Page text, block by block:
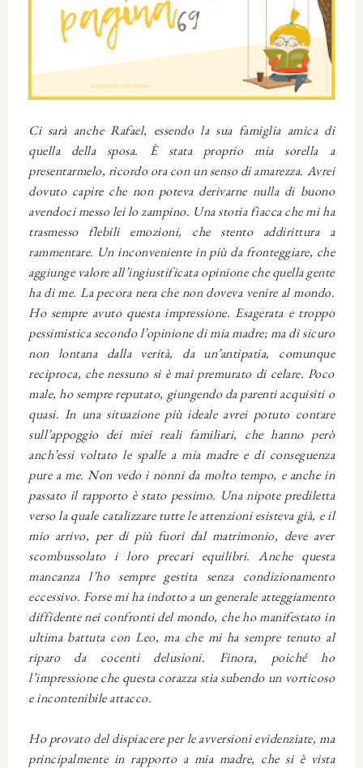
Ci sarà anche Rafael, essendo la sua famiglia amica di
quella della sposa. È stata proprio mia sorella a
presentarmelo, ricordo ora con un senso di amarezza. Avrei
dovuto capire che non poteva derivarne nulla di buono
avendoci messo lei lo zampino. Una storia fiacca che mi ha
trasmesso flebili emozioni, che stento addirittura a
rammentare. Un inconveniente in più da fronteggiare, che
aggiunge valore all’ingiustificata opinione che quella gente
ha di me. La pecora nera che non doveva venire al mondo.
Ho sempre avuto questa impressione. Esagerata e troppo
pessimistica secondo l’opinione di mia madre; ma di sicuro
non lontana dalla verità, da un’antipatia, comunque
reciproca, che nessuno si è mai premurato di celare. Poco
male, ho sempre reputato, giungendo da parenti acquisiti o
quasi. In una situazione più ideale avrei potuto contare
sull’appoggio dei miei reali familiari, che hanno però
anch’essi voltato le spalle a mia madre e di conseguenza
pure a me. Non vedo i nonni da molto tempo, e anche in
passato il rapporto è stato pessimo. Una nipote prediletta
verso la quale catalizzare tutte le attenzioni esisteva già, e il
mio arrivo, per di più fuori dal matrimonio, deve aver
scombussolato i loro precari equilibri. Anche questa
mancanza l’ho sempre gestita senza condizionamento
eccessivo. Forse mi ha indotto a un generale atteggiamento
diffidente nei confronti del mondo, che ho manifestato in
ultima battuta con Leo, ma che mi ha sempre tenuto al
riparo da cocenti delusioni. Finora, poiché ho
l’impressione che questa corazza stia subendo un vorticoso
e incontenibile attacco.
Ho provato del dispiacere per le avversioni evidenziate, ma
principalmente in rapporto a mia madre, che si è vista